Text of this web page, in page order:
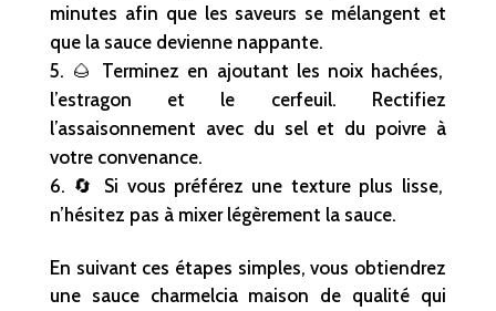
minutes afin que les saveurs se mélangent et
que la sauce devienne nappante.
🌰 Terminez en ajoutant les noix hachées,
l’estragon et le cerfeuil. Rectifiez
l’assaisonnement avec du sel et du poivre à
votre convenance.
🔄 Si vous préférez une texture plus lisse,
n’hésitez pas à mixer légèrement la sauce.
En suivant ces étapes simples, vous obtiendrez
une sauce charmelcia maison de qualité qui